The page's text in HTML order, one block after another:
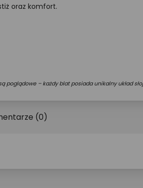
oraz komfort.
poglądowe – każdy blat posiada unikalny układ
(0)